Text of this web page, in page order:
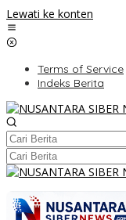
Lewati ke konten
Terms of Service
Indeks Berita